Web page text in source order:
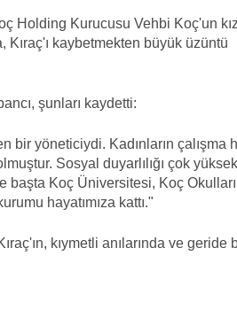
Holding Kurucusu Vehbi Koç'un
Kıraç'ı kaybetmekten büyük üzüntü
şunları kaydetti:
yöneticiydi. Kadınların çalışma
Sosyal duyarlılığı çok
başta Koç Üniversitesi, Koç
hayatımıza kattı."
kıymetli anılarında ve geride